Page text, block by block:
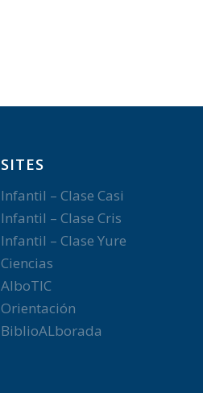
SITES
Infantil – Clase Casi
Infantil – Clase Cris
Infantil – Clase Yure
Ciencias
AlboTIC
Orientación
BiblioALborada